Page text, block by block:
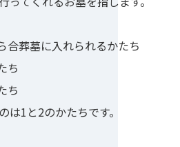
合葬墓に入れられるかたち
ち
ち
1と2のかたちです。